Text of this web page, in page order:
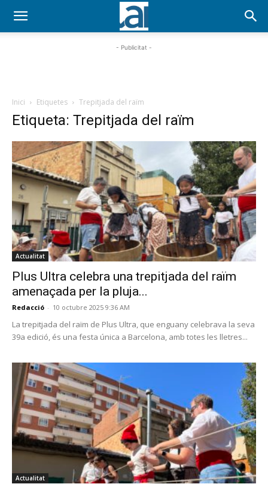
- Publicitat -
Inici Etiquetes Trepitjada del raïm
Etiqueta: Trepitjada del raïm
Actualitat
Plus Ultra celebra una trepitjada del raïm
amenaçada per la pluja...
Redacció - 10 octubre 2025 9:36 AM
La trepitjada del raïm de Plus Ultra, que enguany celebrava la seva
39a edició, és una festa única a Barcelona, amb totes les lletres...
Actualitat